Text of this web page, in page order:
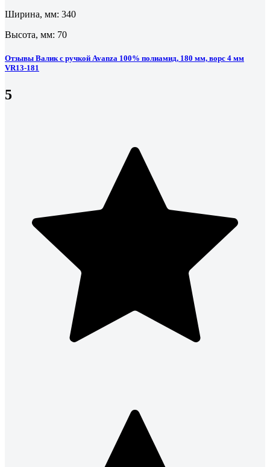
Ширина, мм: 340
Высота, мм: 70
Отзывы Валик с ручкой Avanza 100% полиамид, 180 мм, ворс 4 мм
VR13-181
5